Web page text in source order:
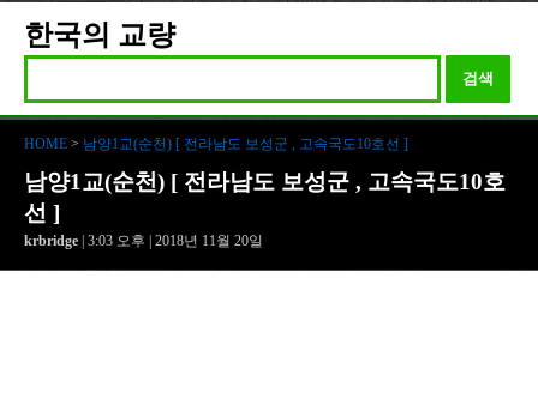
한국의 교량
검색
HOME > 남양1교(순천) [ 전라남도 보성군 , 고속국도10호선 ]
남양1교(순천) [ 전라남도 보성군 , 고속국도10호
선 ]
krbridge | 3:03 오후 | 2018년 11월 20일